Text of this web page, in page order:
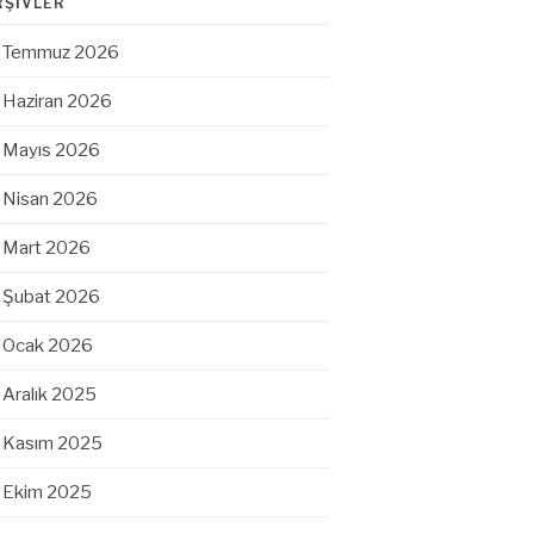
Temmuz 2026
Haziran 2026
Mayıs 2026
Nisan 2026
Mart 2026
Şubat 2026
Ocak 2026
Aralık 2025
Kasım 2025
Ekim 2025